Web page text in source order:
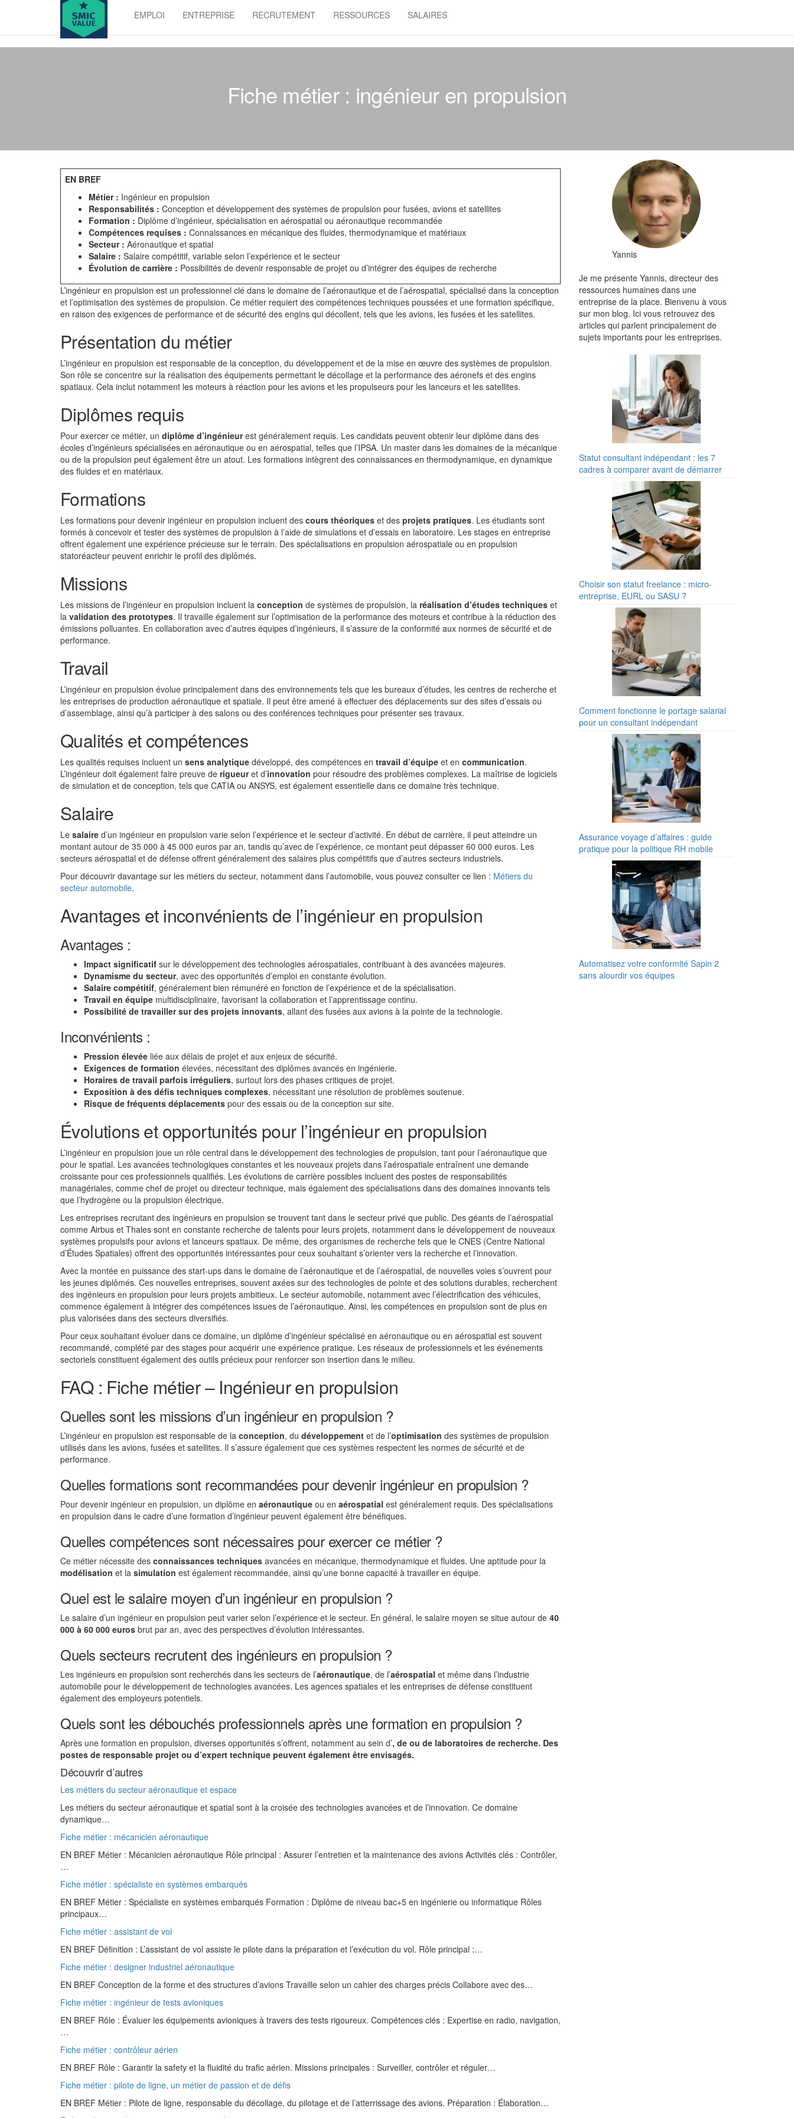
value
EMPLOI ENTREPRISE RECRUTEMENT RESSOURCES SALAIRES
Fiche métier : ingénieur en propulsion
EN BREF
Métier : Ingénieur en propulsion
Responsabilités : Conception et développement des systèmes de propulsion pour fusées, avions et satellites
Formation : Diplôme d’ingénieur, spécialisation en aérospatial ou aéronautique recommandée
Compétences requises : Connaissances en mécanique des fluides, thermodynamique et matériaux
Secteur : Aéronautique et spatial
Salaire : Salaire compétitif, variable selon l’expérience et le secteur
Évolution de carrière : Possibilités de devenir responsable de projet ou d’intégrer des équipes de recherche
L’ingénieur en propulsion est un professionnel clé dans le domaine de l’aéronautique et de l’aérospatial, spécialisé dans la conception
et l’optimisation des systèmes de propulsion. Ce métier requiert des compétences techniques poussées et une formation spécifique,
en raison des exigences de performance et de sécurité des engins qui décollent, tels que les avions, les fusées et les satellites.
Présentation du métier
L’ingénieur en propulsion est responsable de la conception, du développement et de la mise en œuvre des systèmes de propulsion.
Son rôle se concentre sur la réalisation des équipements permettant le décollage et la performance des aéronefs et des engins
spatiaux. Cela inclut notamment les moteurs à réaction pour les avions et les propulseurs pour les lanceurs et les satellites.
Diplômes requis
Pour exercer ce métier, un diplôme d’ingénieurest généralement requis. Les candidats peuvent obtenir leur diplôme dans des
écoles d’ingénieurs spécialisées en aéronautique ou en aérospatial, telles que l’IPSA. Un master dans les domaines de la mécanique
ou de la propulsion peut également être un atout. Les formations intègrent des connaissances en thermodynamique, en dynamique
des fluides et en matériaux.
Formations
Les formations pour devenir ingénieur en propulsion incluent des cours théoriques et des projets pratiques. Les étudiants sont
formés à concevoir et tester des systèmes de propulsion à l’aide de simulations et d’essais en laboratoire. Les stages en entreprise
offrent également une expérience précieuse sur le terrain. Des spécialisations en propulsion aérospatiale ou en propulsion
statoréacteur peuvent enrichir le profil des diplômés.
Missions
Les missions de l’ingénieur en propulsion incluent la conception de systèmes de propulsion, la réalisation d’études techniques et
la validation des prototypes. Il travaille également sur l’optimisation de la performance des moteurs et contribue à la réduction des
émissions polluantes. En collaboration avec d’autres équipes d’ingénieurs, il s’assure de la conformité aux normes de sécurité et de
performance.
Travail
L’ingénieur en propulsion évolue principalement dans des environnements tels que les bureaux d’études, les centres de recherche et
les entreprises de production aéronautique et spatiale. Il peut être amené à effectuer des déplacements sur des sites d’essais ou
d’assemblage, ainsi qu’à participer à des salons ou des conférences techniques pour présenter ses travaux.
Qualités et compétences
Les qualités requises incluent un sens analytique développé, des compétences en travail d’équipe et en communication.
L’ingénieur doit également faire preuve de rigueuret d’innovation pour résoudre des problèmes complexes. La maîtrise de logiciels
de simulation et de conception, tels que CATIA ou ANSYS, est également essentielle dans ce domaine très technique.
Salaire
Le salaire d’un ingénieur en propulsion varie selon l’expérience et le secteur d’activité. En début de carrière, il peut atteindre un
montant autour de 35 000 à 45 000 euros par an, tandis qu’avec de l’expérience, ce montant peut dépasser 60 000 euros. Les
secteurs aérospatial et de défense offrent généralement des salaires plus compétitifs que d’autres secteurs industriels.
Pour découvrir davantage sur les métiers du secteur, notamment dans l’automobile, vous pouvez consulter ce lien : Métiers du
secteur automobile.
Avantages et inconvénients de l’ingénieur en propulsion
Avantages :
Impact significatif sur le développement des technologies aérospatiales, contribuant à des avancées majeures.
Dynamisme du secteur, avec des opportunités d’emploi en constante évolution.
Salaire compétitif, généralement bien rémunéré en fonction de l’expérience et de la spécialisation.
Travail en équipe multidisciplinaire, favorisant la collaboration et l’apprentissage continu.
Possibilité de travailler sur des projets innovants, allant des fusées aux avions à la pointe de la technologie.
Inconvénients :
Pression élevée liée aux délais de projet et aux enjeux de sécurité.
Exigences de formation élevées, nécessitant des diplômes avancés en ingénierie.
Horaires de travail parfois irréguliers, surtout lors des phases critiques de projet.
Exposition à des défis techniques complexes, nécessitant une résolution de problèmes soutenue.
Risque de fréquents déplacements pour des essais ou de la conception sur site.
Évolutions et opportunités pour l’ingénieur en propulsion
L’ingénieur en propulsion joue un rôle central dans le développement des technologies de propulsion, tant pour l’aéronautique que
pour le spatial. Les avancées technologiques constantes et les nouveaux projets dans l’aérospatiale entraînent une demande
croissante pour ces professionnels qualifiés. Les évolutions de carrière possibles incluent des postes de responsabilités
managériales, comme chef de projet ou directeur technique, mais également des spécialisations dans des domaines innovants tels
que l’hydrogène ou la propulsion électrique.
Les entreprises recrutant des ingénieurs en propulsion se trouvent tant dans le secteur privé que public. Des géants de l’aérospatial
comme Airbus et Thales sont en constante recherche de talents pour leurs projets, notamment dans le développement de nouveaux
systèmes propulsifs pour avions et lanceurs spatiaux. De même, des organismes de recherche tels que le CNES (Centre National
d’Études Spatiales) offrent des opportunités intéressantes pour ceux souhaitant s’orienter vers la recherche et l’innovation.
Avec la montée en puissance des start-ups dans le domaine de l’aéronautique et de l’aérospatial, de nouvelles voies s’ouvrent pour
les jeunes diplômés. Ces nouvelles entreprises, souvent axées sur des technologies de pointe et des solutions durables, recherchent
des ingénieurs en propulsion pour leurs projets ambitieux. Le secteur automobile, notamment avec l’électrification des véhicules,
commence également à intégrer des compétences issues de l’aéronautique. Ainsi, les compétences en propulsion sont de plus en
plus valorisées dans des secteurs diversifiés.
Pour ceux souhaitant évoluer dans ce domaine, un diplôme d’ingénieur spécialisé en aéronautique ou en aérospatial est souvent
recommandé, complété par des stages pour acquérir une expérience pratique. Les réseaux de professionnels et les événements
sectoriels constituent également des outils précieux pour renforcer son insertion dans le milieu.
FAQ : Fiche métier – Ingénieur en propulsion
Quelles sont les missions d’un ingénieur en propulsion ?
L’ingénieur en propulsion est responsable de la conception, du développement et de l’optimisation des systèmes de propulsion
utilisés dans les avions, fusées et satellites. Il s’assure également que ces systèmes respectent les normes de sécurité et de
performance.
Quelles formations sont recommandées pour devenir ingénieur en propulsion ?
Pour devenir ingénieur en propulsion, un diplôme en aéronautique ou en aérospatial est généralement requis. Des spécialisations
en propulsion dans le cadre d’une formation d’ingénieur peuvent également être bénéfiques.
Quelles compétences sont nécessaires pour exercer ce métier ?
Ce métier nécessite des connaissances techniques avancées en mécanique, thermodynamique et fluides. Une aptitude pour la
modélisation et la simulation est également recommandée, ainsi qu’une bonne capacité à travailler en équipe.
Quel est le salaire moyen d’un ingénieur en propulsion ?
Le salaire d’un ingénieur en propulsion peut varier selon l’expérience et le secteur. En général, le salaire moyen se situe autour de 40
000 à 60 000 euros brut par an, avec des perspectives d’évolution intéressantes.
Quels secteurs recrutent des ingénieurs en propulsion ?
Les ingénieurs en propulsion sont recherchés dans les secteurs de l’aéronautique, de l’aérospatial et même dans l’industrie
automobile pour le développement de technologies avancées. Les agences spatiales et les entreprises de défense constituent
également des employeurs potentiels.
Quels sont les débouchés professionnels après une formation en propulsion ?
Après une formation en propulsion, diverses opportunités s’offrent, notamment au sein d’, de ou de laboratoires de recherche. Des
postes de responsable projet ou d’expert technique peuvent également être envisagés.
Découvrir d’autres
Les métiers du secteur aéronautique et espace
Les métiers du secteur aéronautique et spatial sont à la croisée des technologies avancées et de l’innovation. Ce domaine
dynamique…
Fiche métier : mécanicien aéronautique
EN BREF Métier : Mécanicien aéronautique Rôle principal : Assurer l’entretien et la maintenance des avions Activités clés : Contrôler,
…
Fiche métier : spécialiste en systèmes embarqués
EN BREF Métier : Spécialiste en systèmes embarqués Formation : Diplôme de niveau bac+5 en ingénierie ou informatique Rôles
principaux…
Fiche métier : assistant de vol
EN BREF Définition : L’assistant de vol assiste le pilote dans la préparation et l’exécution du vol. Rôle principal :…
Fiche métier : designer industriel aéronautique
EN BREF Conception de la forme et des structures d’avions Travaille selon un cahier des charges précis Collabore avec des…
Fiche métier : ingénieur de tests avioniques
EN BREF Rôle : Évaluer les équipements avioniques à travers des tests rigoureux. Compétences clés : Expertise en radio, navigation,
…
Fiche métier : contrôleur aérien
EN BREF Rôle : Garantir la safety et la fluidité du trafic aérien. Missions principales : Surveiller, contrôler et réguler…
Fiche métier : pilote de ligne, un métier de passion et de défis
EN BREF Métier : Pilote de ligne, responsable du décollage, du pilotage et de l’atterrissage des avions. Préparation : Élaboration…
Yannis
Je me présente Yannis, directeur des
ressources humaines dans une
entreprise de la place. Bienvenu à vous
sur mon blog. Ici vous retrouvez des
articles qui parlent principalement de
sujets importants pour les entreprises.
Statut consultant indépendant : les 7
cadres à comparer avant de démarrer
Choisir son statut freelance : micro-
entreprise, EURL ou SASU ?
Comment fonctionne le portage salarial
pour un consultant indépendant
Assurance voyage d’affaires : guide
pratique pour la politique RH mobile
Automatisez votre conformité Sapin 2
sans alourdir vos équipes